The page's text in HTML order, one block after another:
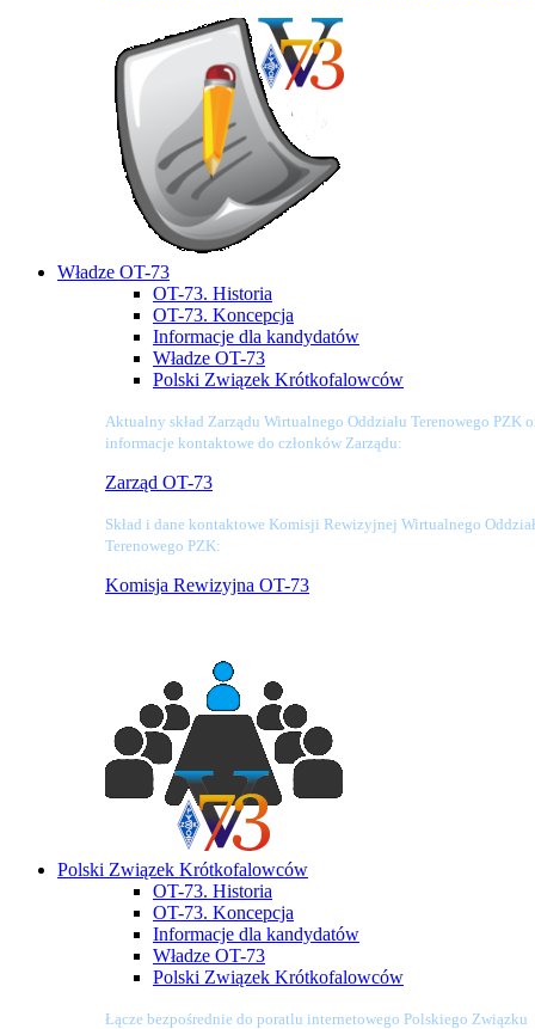
Władze OT-73
OT-73. Historia
OT-73. Koncepcja
Informacje dla kandydatów
Władze OT-73
Polski Związek Krótkofalowców
Aktualny skład Zarządu Wirtualnego Oddziału Terenowego PZK
informacje kontaktowe do członków Zarządu:
Zarząd OT-73
Skład i dane kontaktowe Komisji Rewizyjnej Wirtualnego
Terenowego PZK:
Komisja Rewizyjna OT-73
Polski Związek Krótkofalowców
OT-73. Historia
OT-73. Koncepcja
Informacje dla kandydatów
Władze OT-73
Polski Związek Krótkofalowców
Łącze bezpośrednie do poratlu internetowego Polskiego Związku